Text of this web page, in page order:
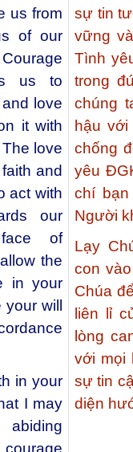
us from
of our
us to
love
it with
love
and
act with
our
of
the
in your
will
in your
I may
sự tin
vững
Tình
trong
chúng
hậu
chống
yêu
chí
Người
Lạy
con
Chúa
liên lỉ
lòng
với mọi
sự tin
diện